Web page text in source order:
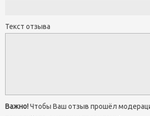
Текст отзыва
Важно!Чтобы Ваш отзыв прошёл